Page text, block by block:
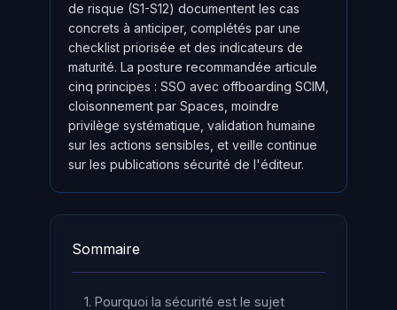
de risque (S1-S12) documentent les cas
concrets à anticiper, complétés par une
checklist priorisée et des indicateurs de
maturité. La posture recommandée articule
cinq principes : SSO avec offboarding SCIM,
cloisonnement par Spaces, moindre
privilège systématique, validation humaine
sur les actions sensibles, et veille continue
sur les publications sécurité de l'éditeur.
Sommaire
1. Pourquoi la sécurité est le sujet